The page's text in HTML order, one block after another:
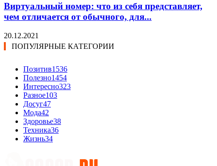
Виртуальный номер: что из себя представляет,
чем отличается от обычного, для...
20.12.2021
ПОПУЛЯРНЫЕ КАТЕГОРИИ
Позитив1536
Полезно1454
Интересно323
Разное103
Досуг47
Мода42
Здоровье38
Техника36
Жизнь34